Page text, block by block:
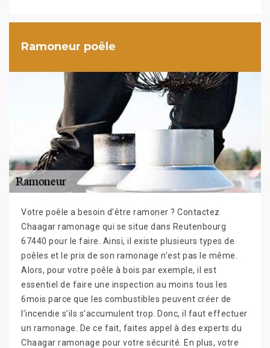
Ramoneur poêle
Votre poêle a besoin d’être ramoner ? Contactez
Chaagar ramonage qui se situe dans Reutenbourg
67440 pour le faire. Ainsi, il existe plusieurs types de
poêles et le prix de son ramonage n’est pas le même.
Alors, pour votre poêle à bois par exemple, il est
essentiel de faire une inspection au moins tous les
6mois parce que les combustibles peuvent créer de
l’incendie s’ils s’accumulent trop. Donc, il faut effectuer
un ramonage. De ce fait, faites appel à des experts du
Chaagar ramonage pour votre sécurité. En plus, votre